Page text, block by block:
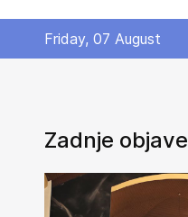
Friday, 07 August
Zadnje objave